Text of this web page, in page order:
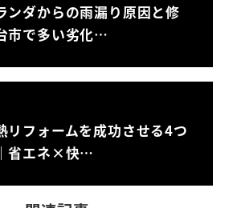
ダからの雨漏り原因と修
市で多い劣化…
リフォームを成功させる4つ
省エネ×快…